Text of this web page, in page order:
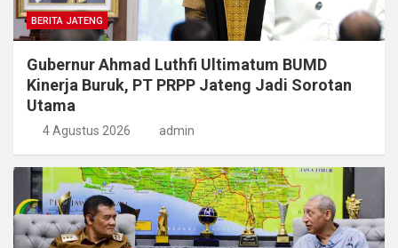
BERITA JATENG
Gubernur Ahmad Luthfi Ultimatum BUMD
Kinerja Buruk, PT PRPP Jateng Jadi Sorotan
Utama
4 Agustus 2026 admin